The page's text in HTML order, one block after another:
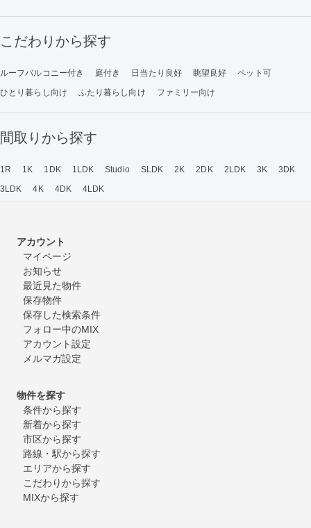
こだわりから探す
ルーフバルコニー付き 庭付き 日当たり良好 眺望良好
ペット可
ひとり暮らし向け
ふたり暮らし向け ファミリー向け
間取りから探す
1R 1K 1DK 1LDK Studio SLDK 2K 2DK 2LDK 3K
3DK
3LDK
4K 4DK 4LDK
アカウント
マイページ
お知らせ
最近見た物件
保存物件
保存した検索条件
フォロー中のMIX
アカウント設定
メルマガ設定
物件を探す
条件から探す
新着から探す
市区から探す
路線・駅から探す
エリアから探す
こだわりから探す
MIXから探す